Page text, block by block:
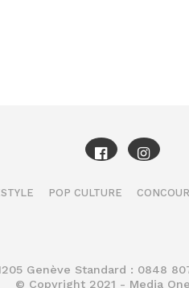
POP CULTURE
Genève Standard : 0848
© Copyright 2021 - Media